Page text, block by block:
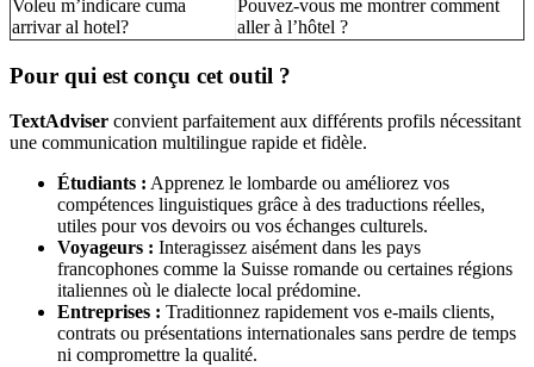
Voleu m’indicare cuma
arrivar al hotel?
Pouvez-vous me montrer comment
aller à l’hôtel ?
Pour qui est conçu cet outil ?
TextAdviser convient parfaitement aux différents profils nécessitant
une communication multilingue rapide et fidèle.
Étudiants : Apprenez le lombarde ou améliorez vos
compétences linguistiques grâce à des traductions réelles,
utiles pour vos devoirs ou vos échanges culturels.
Voyageurs : Interagissez aisément dans les pays
francophones comme la Suisse romande ou certaines régions
italiennes où le dialecte local prédomine.
Entreprises : Traditionnez rapidement vos e-mails clients,
contrats ou présentations internationales sans perdre de temps
ni compromettre la qualité.